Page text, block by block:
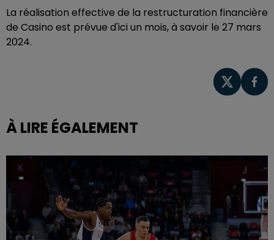
La réalisation effective de la restructuration financière
de Casino est prévue d'ici un mois, à savoir le 27 mars
2024.
À LIRE ÉGALEMENT